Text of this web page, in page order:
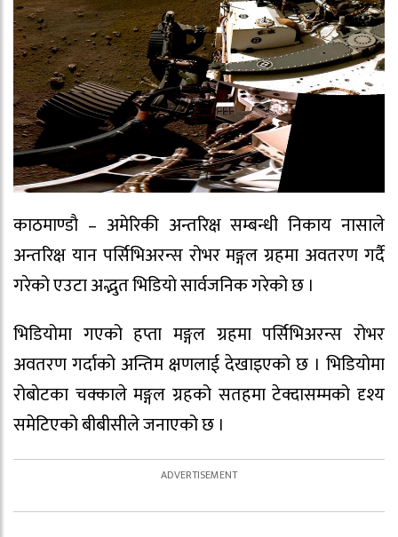
काठमाण्डाै – अमेरिकी अन्तरिक्ष सम्बन्धी निकाय नासाले
अन्तरिक्ष यान पर्सिभिअरन्स रोभर मङ्गल ग्रहमा अवतरण गर्दै
गरेको एउटा अद्भुत भिडियाे सार्वजनिक गरेको छ ।
भिडियोमा गएको हप्ता मङ्गल ग्रहमा पर्सिभिअरन्स रोभर
अवतरण गर्दाको अन्तिम क्षणलाई देखाइएको छ । भिडियोमा
रोबाेटका चक्काले मङ्गल ग्रहको सतहमा टेक्दासम्मको दृश्य
समेटिएको बीबीसीले जनाएको छ ।